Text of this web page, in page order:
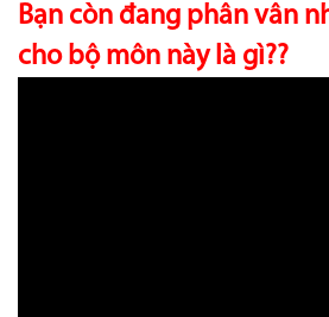
Bạn còn đang phân vân
cho bộ môn này là gì??